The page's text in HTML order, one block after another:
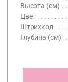
Высота (см)
Цвет
Штрихкод
Глубина (см)